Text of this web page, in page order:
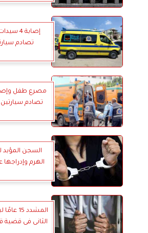
إصابة 4
تصادم
تصادم
السجن المؤبد
الهرم وإدراجها
المشدد
الثانى فى قضية